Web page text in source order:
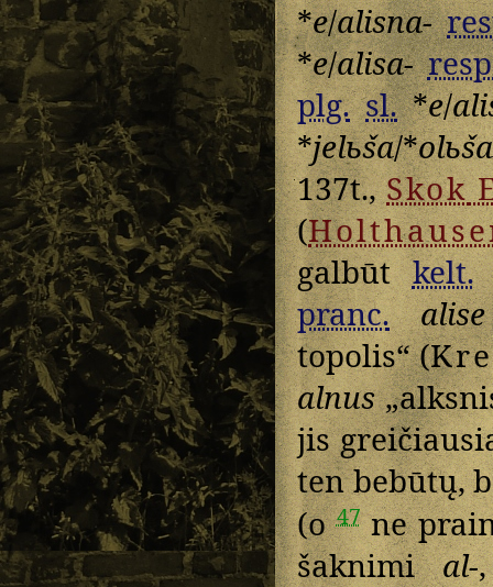
*e/alisna-
*e/alisa-
plg. sl.*e/
*jelьša/*olьša
137t.,Skok
(
galbūtkelt.
pranc.
alise
topolis“ (
alnus
jis
ten bebūtų,
(o47ne
šaknimial-